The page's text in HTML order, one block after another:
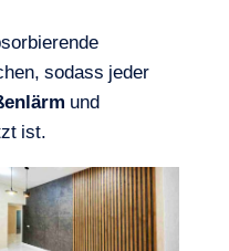
sodass jeder
und
ist.